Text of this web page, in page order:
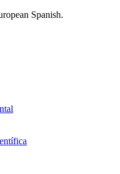
Spanish.